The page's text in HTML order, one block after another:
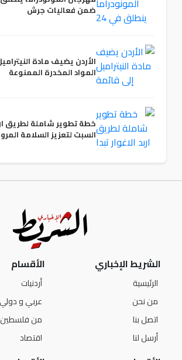
ضمن فعاليات جرش
الأردن يضيف مادة
المواد المخدرة الممنوعة
خطة تطوير شاملة لطريق
السبت لتعزيز السلامة
الشريط الإخباري
الرئيسية
من نحن
اتصل بنا
أرسل لنا
الأقسام
أردنيات
عربي و دولي
من فلسطين
اقتصاد